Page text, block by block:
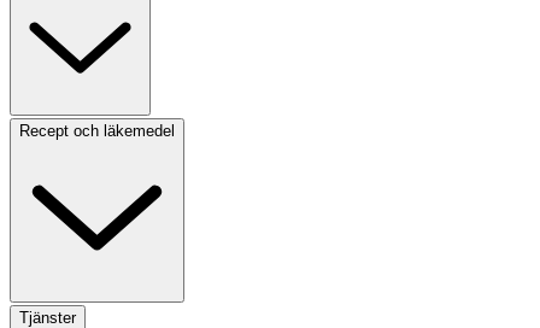
Recept och läkemedel
Tjänster